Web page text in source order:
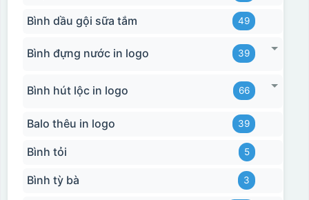
Bình dầu gội sữa tắm 49
Bình đựng nước in logo 39
Bình hút lộc in logo 66
Balo thêu in logo 39
Bình tỏi 5
Bình tỳ bà 3